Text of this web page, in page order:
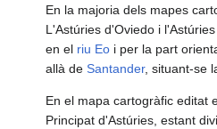
En la majoria dels mapes
L'Astúries d'Oviedo i
en el riu Eo i per la part
allà de Santander, situant-se
En el mapa cartogràfic editat
Principat d'Astúries, estant